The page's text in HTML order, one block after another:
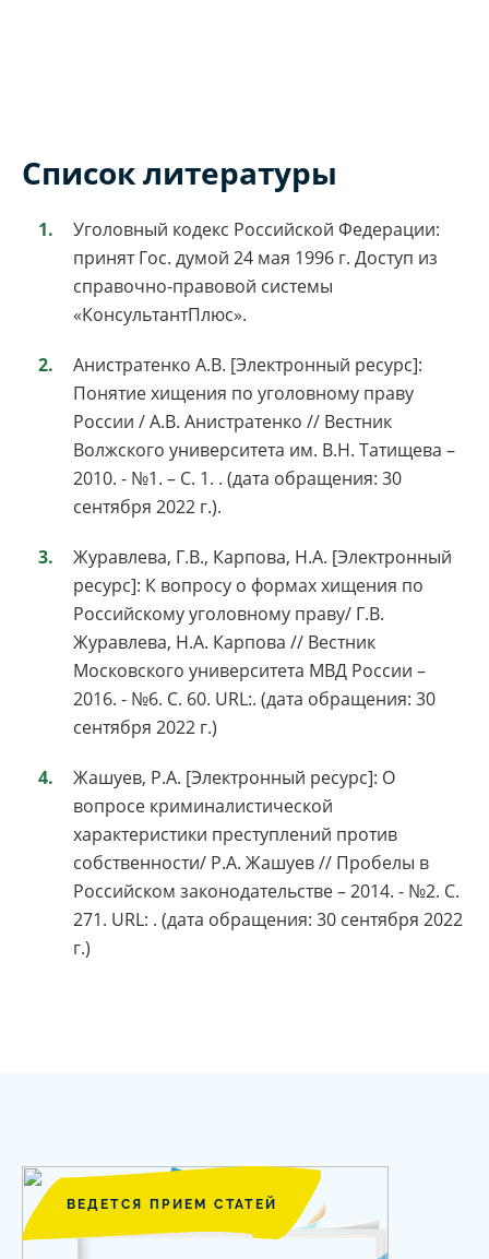
Список литературы
Уголовный кодекс Российской Федерации:
принят Гос. думой 24 мая 1996 г. Доступ из
справочно-правовой системы
«КонсультантПлюс».
Анистратенко А.В. [Электронный ресурс]:
Понятие хищения по уголовному праву
России / А.В. Анистратенко // Вестник
Волжского университета им. В.Н. Татищева –
2010. - №1. – С. 1. . (дата обращения: 30
сентября 2022 г.).
Журавлева, Г.В., Карпова, Н.А. [Электронный
ресурс]: К вопросу о формах хищения по
Российскому уголовному праву/ Г.В.
Журавлева, Н.А. Карпова // Вестник
Московского университета МВД России –
2016. - №6. С. 60. URL:. (дата обращения: 30
сентября 2022 г.)
Жашуев, Р.А. [Электронный ресурс]: О
вопросе криминалистической
характеристики преступлений против
собственности/ Р.А. Жашуев // Пробелы в
Российском законодательстве – 2014. - №2. С.
271. URL: . (дата обращения: 30 сентября 2022
г.)
ВЕДЕТСЯ ПРИЕМ СТАТЕЙ